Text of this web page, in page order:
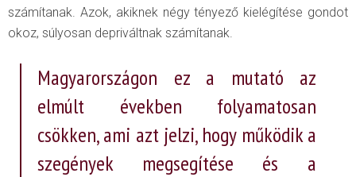
számítanak. Azok, akiknek négy tényező kielégítése gondot
okoz, súlyosan depriváltnak számítanak.
Magyarországon ez a mutató az
elmúlt években folyamatosan
csökken, ami azt jelzi, hogy működik a
szegények megsegítése és a